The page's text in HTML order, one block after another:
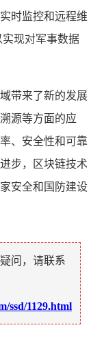
时监控和远程维
现对军事数据
带来了新的发展
源等方面的应
、安全性和可靠
步，区块链技术
安全和国防建设
问，请联系
ssd/1129.html